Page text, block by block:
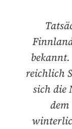
reichlich
sich die